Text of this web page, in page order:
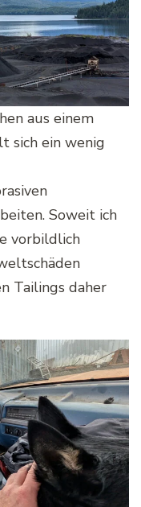
aus einem
sich ein wenig
Soweit ich
vorbildlich
Tailings daher